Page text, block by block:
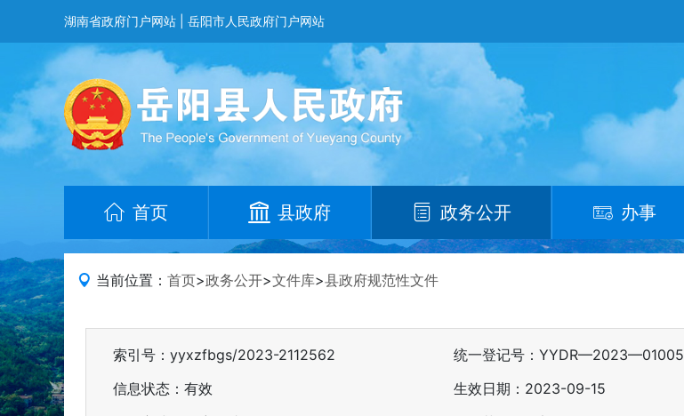
湖南省政府门户网站 岳阳市人民政府门户网站
首页 县政府 政务公开 办事
当前位置： 首页>政务公开>文件库>县政府规范性文件
索引号：yyxzfbgs/2023-2112562 统一登记号：YYDR—2023—01005
信息状态： 有效 生效日期：2023-09-15